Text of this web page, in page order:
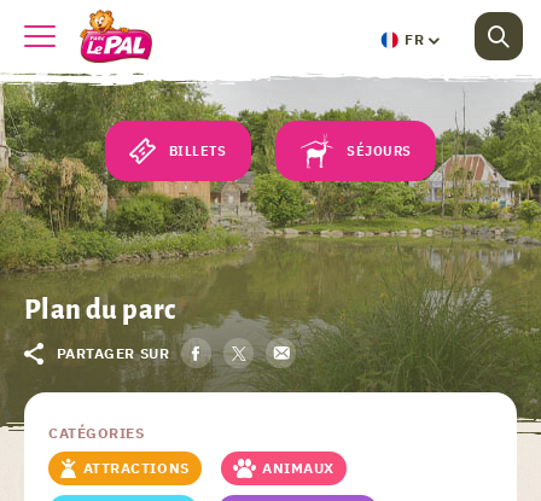
FR
BILLETS SÉJOURS
Plan du parc
PARTAGER SUR
CATÉGORIES
ATTRACTIONS
ANIMAUX